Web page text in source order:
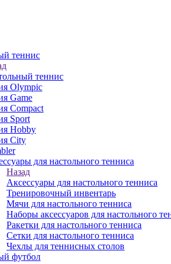
теннис
теннис
Olympic
Game
Compact
Sport
Hobby
City
для настольного тенниса
Назад
Аксессуары для настольного тенниса
Тренировочный инвентарь
Мячи для настольного тенниса
Наборы аксессуаров для настольного
Ракетки для настольного тенниса
Сетки для настольного тенниса
Чехлы для теннисных столов
футбол